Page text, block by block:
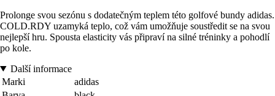
Prolonge svou sezónu s dodatečným teplem této golfové bundy adidas.
COLD.RDY uzamyká teplo, což vám umožňuje soustředit se na svou
nejlepší hru. Spousta elasticity vás připraví na silné tréninky a pohodlí
po kole.
Další informace
Marki
adidas